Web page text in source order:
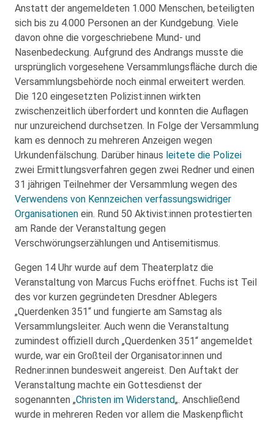
Anstatt der angemeldeten 1.000 Menschen, beteiligten
sich bis zu 4.000 Personen an der Kundgebung. Viele
davon ohne die vorgeschriebene Mund- und
Nasenbedeckung. Aufgrund des Andrangs musste die
ursprünglich vorgesehene Versammlungsfläche durch die
Versammlungsbehörde noch einmal erweitert werden.
Die 120 eingesetzten Polizist:innen wirkten
zwischenzeitlich überfordert und konnten die Auflagen
nur unzureichend durchsetzen. In Folge der Versammlung
kam es dennoch zu mehreren Anzeigen wegen
Urkundenfälschung. Darüber hinaus leitete die Polizei
zwei Ermittlungsverfahren gegen zwei Redner und einen
31 jährigen Teilnehmer der Versammlung wegen des
Verwendens von Kennzeichen verfassungswidriger
Organisationen ein. Rund 50 Aktivist:innen protestierten
am Rande der Veranstaltung gegen
Verschwörungserzählungen und Antisemitismus.
Gegen 14 Uhr wurde auf dem Theaterplatz die
Veranstaltung von Marcus Fuchs eröffnet. Fuchs ist Teil
des vor kurzen gegründeten Dresdner Ablegers
„Querdenken 351“ und fungierte am Samstag als
Versammlungsleiter. Auch wenn die Veranstaltung
zumindest offiziell durch „Querdenken 351“ angemeldet
wurde, war ein Großteil der Organisator:innen und
Redner:innen bundesweit angereist. Den Auftakt der
Veranstaltung machte ein Gottesdienst der
sogenannten „Christen im Widerstand„. Anschließend
wurde in mehreren Reden vor allem die Maskenpflicht